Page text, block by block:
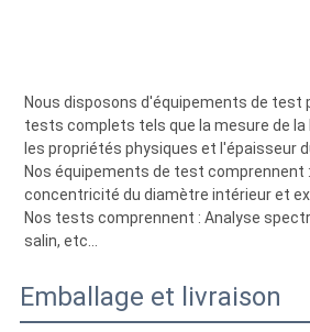
Nous disposons d'équipements de
tests complets tels que la mesure de la
les propriétés physiques et l'épaisseur
Nos équipements de test
concentricité du diamètre intérieur et
Nos tests comprennent : Analyse
salin, etc...
Emballage et livraison